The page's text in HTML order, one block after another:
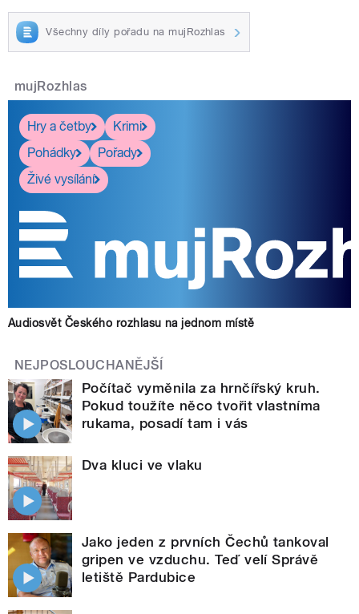
Všechny díly pořadu na mujRozhlas
mujRozhlas
Hry a četby
Krimi
Pohádky
Pořady
Živé vysílání
Audiosvět Českého rozhlasu na jednom místě
NEJPOSLOUCHANĚJŠÍ
Počítač vyměnila za hrnčířský kruh.
Pokud toužíte něco tvořit vlastníma
rukama, posadí tam i vás
Dva kluci ve vlaku
Jako jeden z prvních Čechů tankoval
gripen ve vzduchu. Teď velí Správě
letiště Pardubice